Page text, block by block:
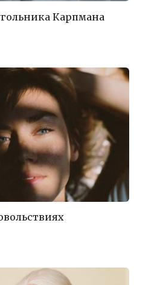
Карпмана